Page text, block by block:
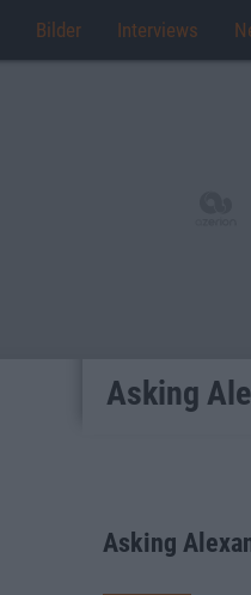
Bilder Interviews
Asking
Asking